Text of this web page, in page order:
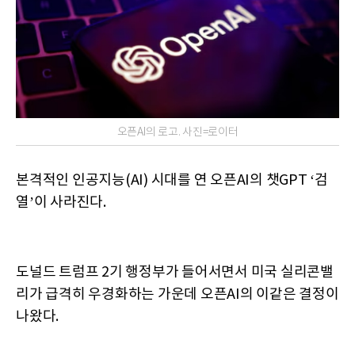
오픈AI의 로고. 사진=로이터
본격적인 인공지능(AI) 시대를 연 오픈AI의 챗GPT ‘검
열’이 사라진다.
도널드 트럼프 2기 행정부가 들어서면서 미국 실리콘밸
리가 급격히 우경화하는 가운데 오픈AI의 이같은 결정이
나왔다.